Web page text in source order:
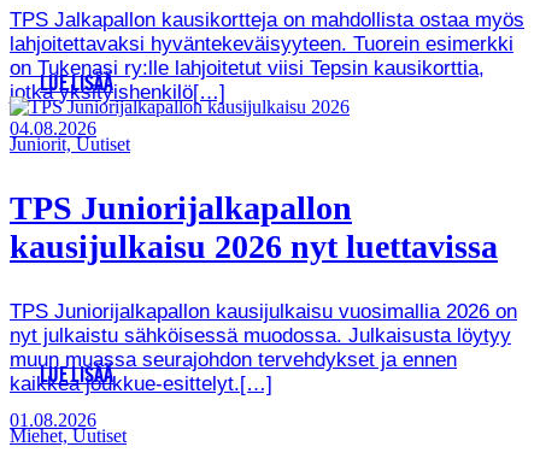
TPS Jalkapallon kausikortteja on mahdollista ostaa myös
lahjoitettavaksi hyväntekeväisyyteen. Tuorein esimerkki
on Tukenasi ry:lle lahjoitetut viisi Tepsin kausikorttia,
jotka yksityishenkilö[…]
LUE LISÄÄ
04.08.2026
Juniorit, Uutiset
TPS Juniorijalkapallon
kausijulkaisu 2026 nyt luettavissa
TPS Juniorijalkapallon kausijulkaisu vuosimallia 2026 on
nyt julkaistu sähköisessä muodossa. Julkaisusta löytyy
muun muassa seurajohdon tervehdykset ja ennen
kaikkea joukkue-esittelyt.[…]
LUE LISÄÄ
01.08.2026
Miehet, Uutiset